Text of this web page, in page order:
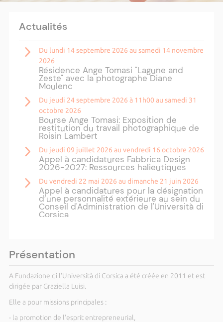
Actualités
Du lundi 14 septembre 2026 au samedi 14 novembre
2026
Résidence Ange Tomasi "Lagune and
Zeste" avec la photographe Diane
Moulenc
Du jeudi 24 septembre 2026 à 11h00 au samedi 31
octobre 2026
Bourse Ange Tomasi: Exposition de
restitution du travail photographique de
Roisin Lambert
Du jeudi 09 juillet 2026 au vendredi 16 octobre 2026
Appel à candidatures Fabbrica Design
2026-2027: Ressources halieutiques
Du vendredi 22 mai 2026 au dimanche 21 juin 2026
Appel à candidatures pour la désignation
d’une personnalité extérieure au sein du
Conseil d'Administration de l'Università di
Corsica
Présentation
A Fundazione di l'Università di Corsica a été créée en 2011 et est
dirigée par Graziella Luisi.
Elle a pour missions principales :
- la promotion de l'esprit entrepreneurial,